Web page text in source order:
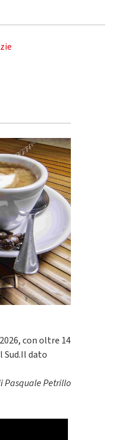
con oltre 14
Sud.Il dato
Pasquale Petrillo